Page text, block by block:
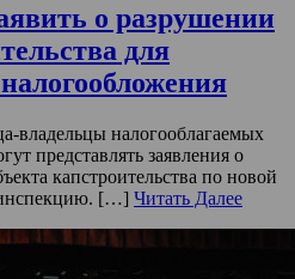
о разрушении
для
владельцы налогооблагаемых
представлять заявления о
капстроительства по новой
[…] Читать Далее